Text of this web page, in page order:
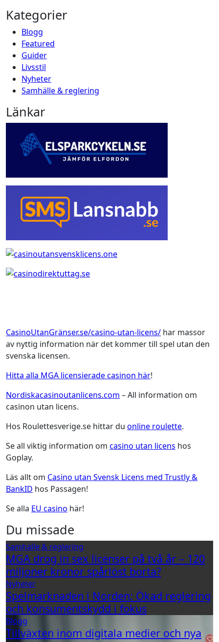
Kategorier
Blogg
Featured
Guider
Livsstil
Nyheter
Samhälle & reglering
Länkar
CasinoUtanGränser.se/casino-utan-licens/ har massor
av nyttig information när det kommer till spel utan den
svenska licensen.
Hitta alla MGA licensierade casinon här!
Nordiskacasinoutanlicens.com – All information om
casinon utan licens.
Hos Roulettesverige.se hittar du online roulette.
Se all viktig information om casino utan licens hos
Goplay.
Läs allt om Casino utan Svensk Licens med Trustly &
BankID hos Passagen!
Se alla EU casino här!
Du missade
Samhälle & reglering
MGA drog in sex licenser på två år – 120
miljoner kronor spårlöst borta?
Nyheter
Spelmarknaden i Norden: Ökad reglering
och konsumentskydd i fokus
Blogg
Tillväxten inom digitala medier och nya